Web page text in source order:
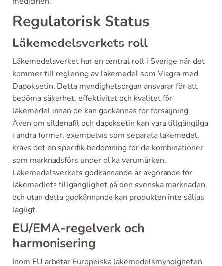
Regulatorisk Status
Läkemedelsverkets roll
Läkemedelsverket har en central roll i Sverige när det
kommer till reglering av läkemedel som Viagra med
Dapoksetin. Detta myndighetsorgan ansvarar för att
bedöma säkerhet, effektivitet och kvalitet för
läkemedel innan de kan godkännas för försäljning.
Även om sildenafil och dapoksetin kan vara tillgängliga
i andra former, exempelvis som separata läkemedel,
krävs det en specifik bedömning för de kombinationer
som marknadsförs under olika varumärken.
Läkemedelsverkets godkännande är avgörande för
läkemedlets tillgänglighet på den svenska marknaden,
och utan detta godkännande kan produkten inte säljas
lagligt.
EU/EMA-regelverk och
harmonisering
Inom EU arbetar Europeiska läkemedelsmyndigheten